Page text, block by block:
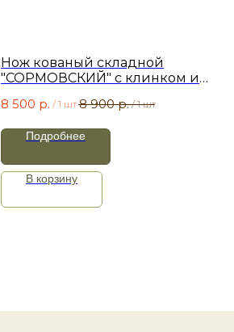
Нож кованый складной
"СОРМОВСКИЙ" с клинком из
8 500 р. / 1 шт 8 900 р. / 1 шт
Подробнее
В корзину